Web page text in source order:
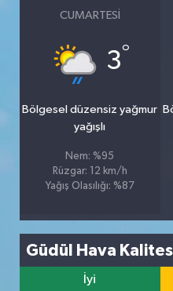
CUMARTESI
3°
Bölgesel düzensiz yağmur
yağışlı
Nem: %95
Rüzgar: 12 km/h
Yağış Olasılığı: %87
Güdül Hava
İyi